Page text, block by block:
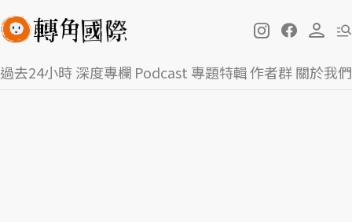
過去24小時深度專欄 Podcast 專題特輯作者群關於我們